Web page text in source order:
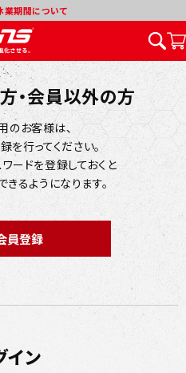
業期間について
・会員以外の方
のお客様は、
を行ってください。
ードを登録しておくと
るようになります。
イン